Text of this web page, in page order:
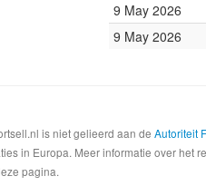
9 May 2026
9 May 2026
is niet gelieerd aan de Autoriteit
in Europa. Meer informatie over het
pagina.